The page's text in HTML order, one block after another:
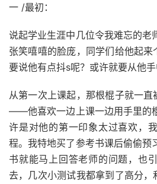
一 /最初：
说起学业生涯中几位令我难忘的老
张笑嘻嘻的脸庞，同学们给他起来
要说他有点抖s呢？或许就要从他
从第一次上课起，那根棍子就一直
——他喜欢一边上课一边用手里的
许是对他的第一印象太过喜欢，
程。我特地买了参考书课后偷偷预
书就能马上回答老师的问题，也
去，几次小测试我都拿到了高分，